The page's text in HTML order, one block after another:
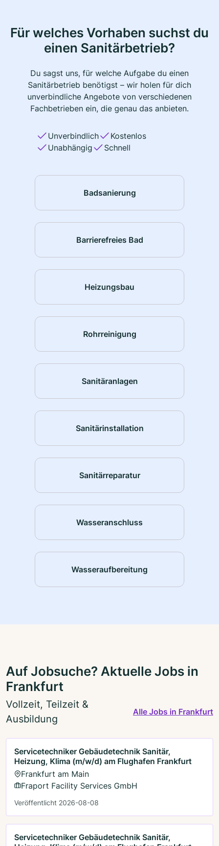
Für welches Vorhaben suchst du
einen Sanitärbetrieb?
Du sagst uns, für welche Aufgabe du einen
Sanitärbetrieb benötigst – wir holen für dich
unverbindliche Angebote von verschiedenen
Fachbetrieben ein, die genau das anbieten.
Unverbindlich
Kostenlos
Unabhängig
Schnell
Badsanierung
Barrierefreies Bad
Heizungsbau
Rohrreinigung
Sanitäranlagen
Sanitärinstallation
Sanitärreparatur
Wasseranschluss
Wasseraufbereitung
Auf Jobsuche? Aktuelle Jobs in
Frankfurt
Vollzeit, Teilzeit &
Ausbildung
Alle Jobs in Frankfurt
Servicetechniker Gebäudetechnik Sanitär,
Heizung, Klima (m/w/d) am Flughafen Frankfurt
Frankfurt am Main
Fraport Facility Services GmbH
Veröffentlicht 2026-08-08
Servicetechniker Gebäudetechnik Sanitär,